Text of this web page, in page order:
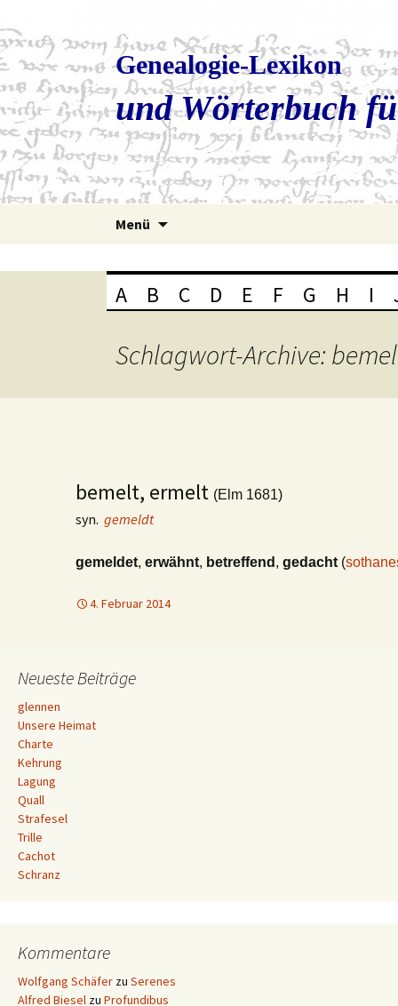
Genealogie-Lexikon
und Wörterbuch
Menü
A B C D E F G H I
Schlagwort-Archive:
bemelt, ermelt (Elm 1681)
syn. gemeldt
gemeldet, erwähnt, betreffend , gedacht (
4. Februar 2014
Neueste Beiträge
glennen
Unsere Heimat
Charte
Kehrung
Lagung
Quall
Strafesel
Trille
Cachot
Schranz
Kommentare
Wolfgang Schäfer zu Serenes
Alfred Biesel zu Profundibus